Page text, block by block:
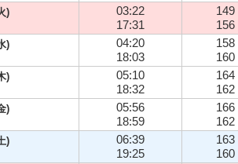
)
03:22
17:31
149
156
)
04:20
18:03
158
160
)
05:10
18:32
164
162
)
05:56
18:59
166
162
)
06:39
19:25
163
160